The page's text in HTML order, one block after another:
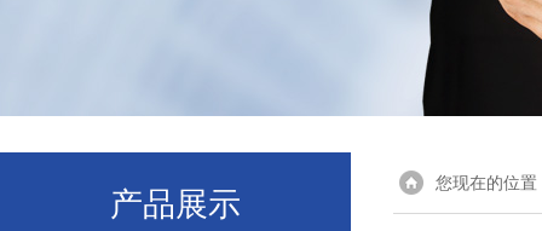
产品展示
您现在的位置